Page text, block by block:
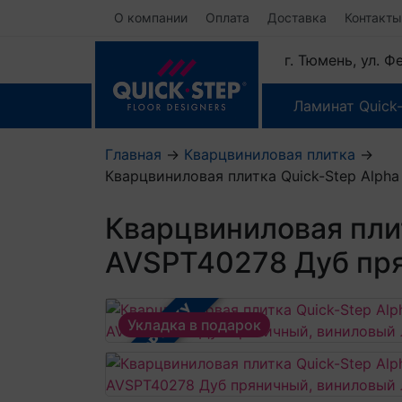
О компании Оплата Доставка Контакты
г. Тюмень, ул.
Ламинат
Главная → Кварцвиниловая плитка →
Кварцвиниловая плитка Quick-Step
Кварцвиниловая
AVSPT40278 Дуб
В РАССРОЧКУ
Укладка в подарок